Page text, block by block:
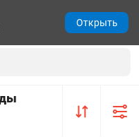
Открыть